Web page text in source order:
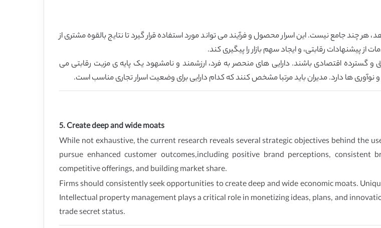
چند جامع نیست. این اسرار محصول و فرآیند می تواند مورد استفاده قرار گیرد تا نتایج بالقوه مشتری از
پیشنهادات رقابتی، و ایجاد سهم بازار را پیگیری کند.
گسترده اقتصادی باشند. دارایی های منحصر به فرد، ارزشمند و نامشهود یک پایه ی مزیت رقابتی می
ها دارد. مدیران باید مرتبا مشخص کنند که کدام دارایی برای وضعیت اسرار تجاری مناسب است.
5. Create deep and wide moats
While not exhaustive, the current research reveals several strategic objectives behind the
pursue enhanced customer outcomes,including positive brand perceptions,
competitive offerings, and building market share.
Firms should consistently seek opportunities to create deep and wide economic moats.
Intellectual property management plays a critical role in monetizing ideas, plans, and
trade secret status.